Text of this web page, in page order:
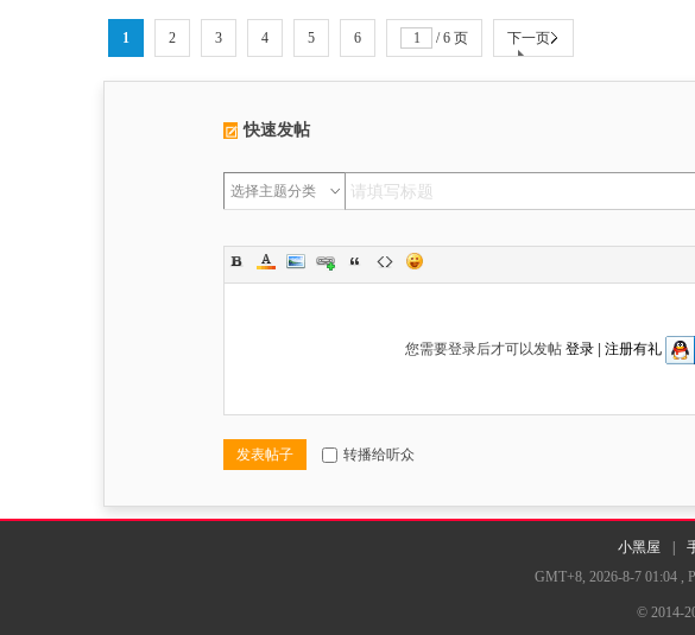
1 2 3 4 5 6 / 6 页 下一页
快速发帖
选择主题分类
您需要登录后才可以发帖 登录| 注册有礼
发表帖子 转播给听众
小黑屋
GMT+8, 2026-8-7 01:04,
© 2014-